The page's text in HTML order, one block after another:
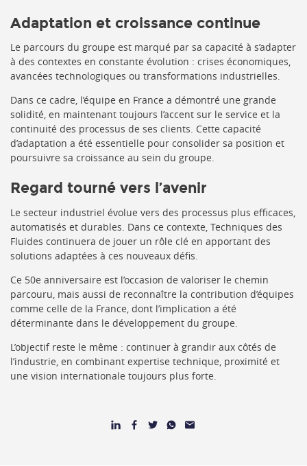
Adaptation et croissance continue
Le parcours du groupe est marqué par sa capacité à s’adapter
à des contextes en constante évolution : crises économiques,
avancées technologiques ou transformations industrielles.
Dans ce cadre, l’équipe en France a démontré une grande
solidité, en maintenant toujours l’accent sur le service et la
continuité des processus de ses clients. Cette capacité
d’adaptation a été essentielle pour consolider sa position et
poursuivre sa croissance au sein du groupe.
Regard tourné vers l’avenir
Le secteur industriel évolue vers des processus plus efficaces,
automatisés et durables. Dans ce contexte, Techniques des
Fluides continuera de jouer un rôle clé en apportant des
solutions adaptées à ces nouveaux défis.
Ce 50e anniversaire est l’occasion de valoriser le chemin
parcouru, mais aussi de reconnaître la contribution d’équipes
comme celle de la France, dont l’implication a été
déterminante dans le développement du groupe.
L’objectif reste le même : continuer à grandir aux côtés de
l’industrie, en combinant expertise technique, proximité et
une vision internationale toujours plus forte.